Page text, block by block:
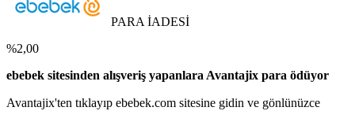
PARA İADESİ
%2,00
ebebek sitesinden alışveriş yapanlara Avantajix para ödüyor
Avantajix'ten tıklayıp ebebek.com sitesine gidin ve gönlünüzce